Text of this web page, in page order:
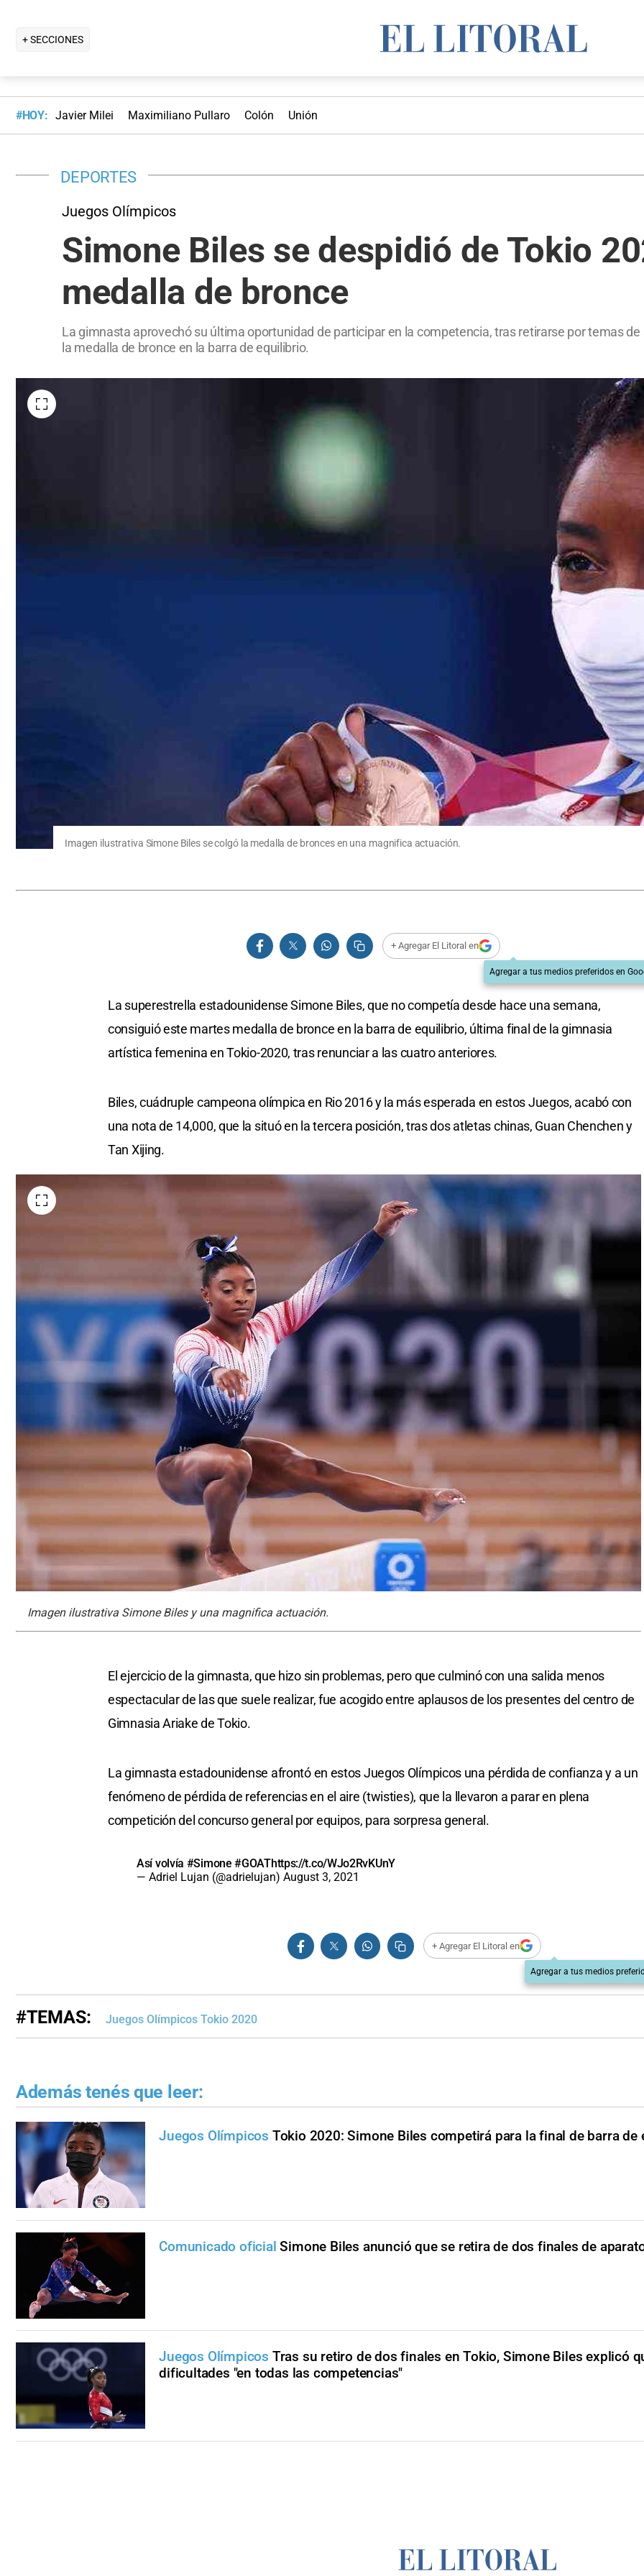
+ SECCIONES
#HOY: Javier Milei Maximiliano Pullaro Colón Unión
DEPORTES
Juegos Olímpicos
Simone Biles se despidió de Tokio
medalla de bronce
La gimnasta aprovechó su última oportunidad de participar en la competencia, tras retirarse por temas
la medalla de bronce en la barra de equilibrio.
Imagen ilustrativa Simone Biles se colgó la medalla de bronces en una magnifica actuación.
+ Agregar El Litoral en
Agregar a tus medios preferidos en
La superestrella estadounidense Simone Biles, que no competía desde hace una semana,
consiguió este martes medalla de bronce en la barra de equilibrio, última final de la gimnasia
artística femenina en Tokio-2020, tras renunciar a las cuatro anteriores.
Biles, cuádruple campeona olímpica en Rio 2016 y la más esperada en estos Juegos, acabó con
una nota de 14,000, que la situó en la tercera posición, tras dos atletas chinas, Guan Chenchen y
Tan Xijing.
Imagen ilustrativa Simone Biles y una magnifica actuación.
El ejercicio de la gimnasta, que hizo sin problemas, pero que culminó con una salida menos
espectacular de las que suele realizar, fue acogido entre aplausos de los presentes del centro de
Gimnasia Ariake de Tokio.
La gimnasta estadounidense afrontó en estos Juegos Olímpicos una pérdida de confianza y a un
fenómeno de pérdida de referencias en el aire (twisties), que la llevaron a parar en plena
competición del concurso general por equipos, para sorpresa general.
Así volvía #Simone #GOAThttps://t.co/WJo2RvKUnY
— Adriel Lujan (@adrielujan) August 3, 2021
+ Agregar El Litoral en
Agregar a tus medios
#TEMAS: Juegos Olímpicos Tokio 2020
Además tenés que leer:
Juegos Olímpicos Tokio 2020: Simone Biles competirá para la final de barra de
Comunicado oficial Simone Biles anunció que se retira de dos finales de
Juegos Olímpicos Tras su retiro de dos finales en Tokio, Simone Biles explicó
dificultades "en todas las competencias"